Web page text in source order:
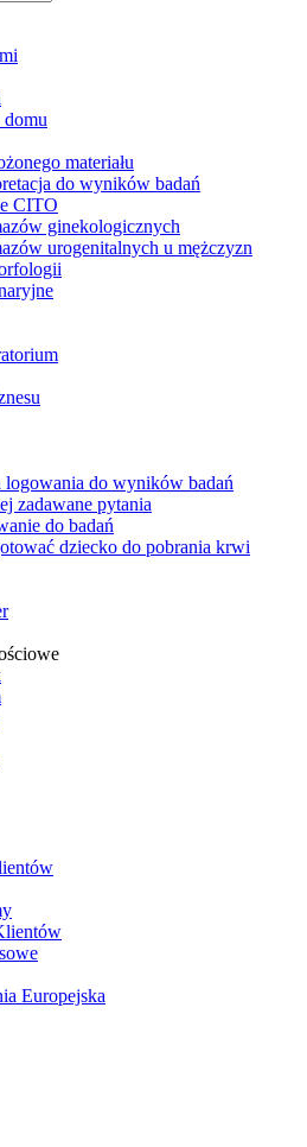
materiału
do wyników badań
CITO
ginekologicznych
urogenitalnych u mężczyzn
logowania do wyników badań
zadawane pytania
do badań
dziecko do pobrania krwi